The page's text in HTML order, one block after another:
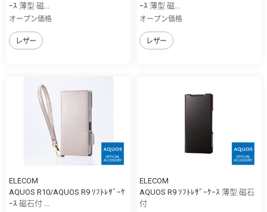
ｰｽ 薄型 磁...
オープン価格
レザー
ｰｽ 薄型 磁...
オープン価格
レザー
ELECOM
AQUOS R10/AQUOS R9 ｿﾌﾄﾚｻﾞｰｹ
ｰｽ 磁石付 ...
ELECOM
AQUOS R9 ｿﾌﾄﾚｻﾞｰｹｰｽ 薄型 磁石
付